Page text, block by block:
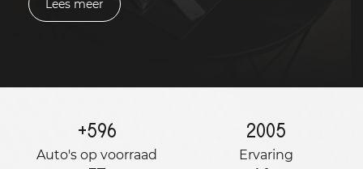
Lees meer
+596
Auto's op voorraad
2005
Ervaring